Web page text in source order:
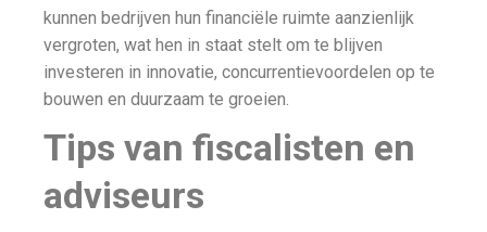
kunnen bedrijven hun financiële ruimte aanzienlijk
vergroten, wat hen in staat stelt om te blijven
investeren in innovatie, concurrentievoordelen op te
bouwen en duurzaam te groeien.
Tips van fiscalisten en
adviseurs